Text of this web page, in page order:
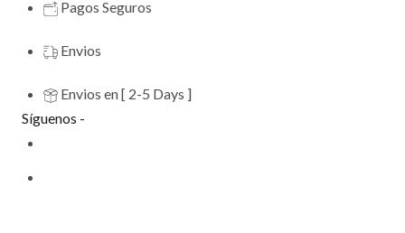
Pagos Seguros
Envios
Envios en [ 2-5 Days ]
Síguenos -